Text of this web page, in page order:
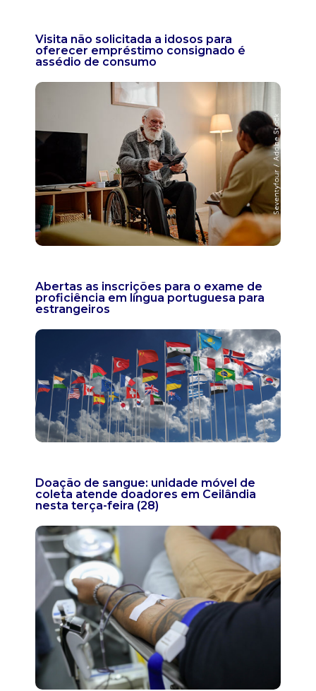
Visita não solicitada a idosos para
oferecer empréstimo consignado é
assédio de consumo
Abertas as inscrições para o exame de
proficiência em língua portuguesa para
estrangeiros
Doação de sangue: unidade móvel de
coleta atende doadores em Ceilândia
nesta terça-feira (28)